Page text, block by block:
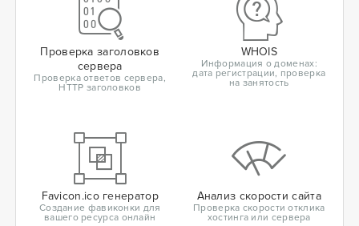
Проверка заголовков
сервера
Проверка ответов сервера,
HTTP заголовков
WHOIS
Информация о доменах:
дата регистрации, проверка
на занятость
Favicon.ico генератор
Создание фавиконки для
вашего ресурса онлайн
Анализ скорости сайта
Проверка скорости отклика
хостинга или сервера